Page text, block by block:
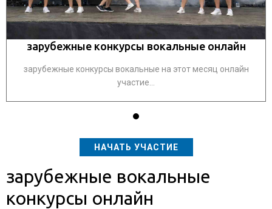
зарубежные конкурсы вокальные онлайн
зарубежные конкурсы вокальные на этот месяц онлайн
участие...
НАЧАТЬ УЧАСТИЕ
зарубежные вокальные
конкурсы онлайн